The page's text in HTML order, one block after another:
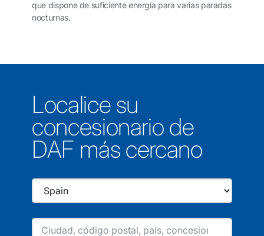
que dispone de suficiente energía para varias paradas
nocturnas.
Localice su
concesionario de
DAF más cercano